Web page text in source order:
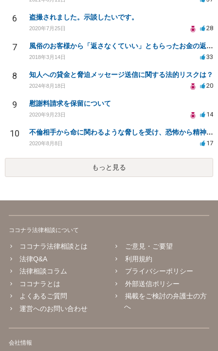
6 盗撮されました。示談したいです。
2020年7月25日 28
7 風俗のお客様から「返さなくていい」ともらったお金の返済を強要されています
2018年3月14日 33
8 知人への貸金と脅迫メッセージ送信に関する法的リスクは？
2024年8月18日 20
9 慰謝料請求を保留について
2020年9月23日 14
10 不倫相手から命に関わるような脅しを受け、恐怖から精神的にまいっています。
2020年8月8日 17
もっと見る
ココナラ法律相談について
ココナラ法律相談とは
法律Q&A
法律相談コラム
ココナラとは
よくあるご質問
運営へのお問い合わせ
ご意見・ご要望
利用規約
プライバシーポリシー
外部送信ポリシー
掲載をご検討の弁護士の方
へ
会社情報